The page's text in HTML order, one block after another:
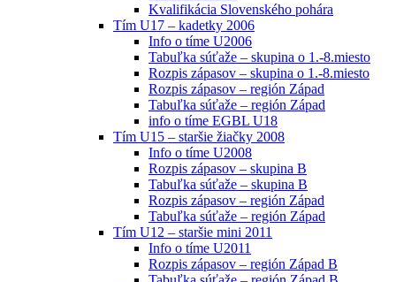
Kvalifikácia Slovenského pohára
Tím U17 – kadetky 2006
Info o tíme U2006
Tabuľka súťaže – skupina o 1.-8.miesto
Rozpis zápasov – skupina o 1.-8.miesto
Rozpis zápasov – región Západ
Tabuľka súťaže – región Západ
info o tíme EGBL U18
Tím U15 – staršie žiačky 2008
Info o tíme U2008
Rozpis zápasov – skupina B
Tabuľka súťaže – skupina B
Rozpis zápasov – región Západ
Tabuľka súťaže – región Západ
Tím U12 – staršie mini 2011
Info o tíme U2011
Rozpis zápasov – región Západ B